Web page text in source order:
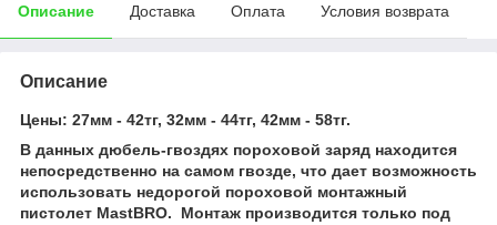
Описание Доставка Оплата Условия возврата
Описание
Цены: 27мм - 42тг, 32мм - 44тг, 42мм - 58тг.
В данных дюбель-гвоздях пороховой заряд находится
непосредственно на самом гвозде, что дает возможность
использовать недорогой пороховой монтажный
пистолет MastBRO. Монтаж производится только под